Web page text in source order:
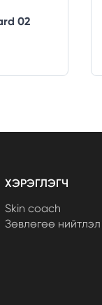
02
ХЭРЭГЛЭГЧ
Skin coach
Зөвлөгөө нийтлэл